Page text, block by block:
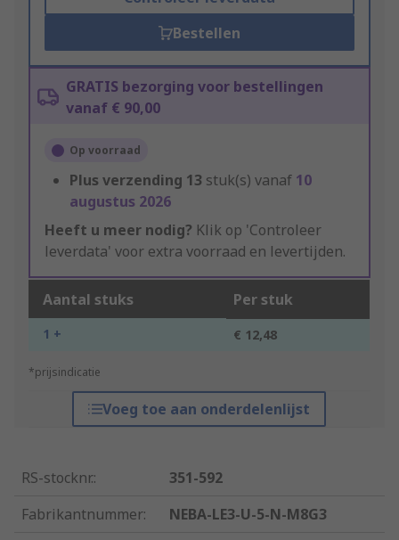
Bestellen
GRATIS bezorging voor bestellingen
vanaf € 90,00
Op voorraad
Plus verzending 13 stuk(s) vanaf 10
augustus 2026
Heeft u meer nodig? Klik op 'Controleer
leverdata' voor extra voorraad en levertijden.
Aantal stuks Per stuk
1 + € 12,48
*prijsindicatie
Voeg toe aan onderdelenlijst
RS-stocknr.:
351-592
Fabrikantnummer:
NEBA-LE3-U-5-N-M8G3